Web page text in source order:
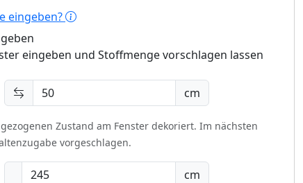
eingeben?
eingeben und Stoffmenge vorschlagen lassen
cm
Zustand am Fenster dekoriert. Im nächsten
vorgeschlagen.
cm